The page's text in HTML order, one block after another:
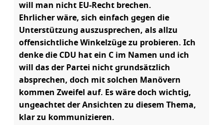
will man nicht EU-Recht brechen.
Ehrlicher wäre, sich einfach gegen die
Unterstützung auszusprechen, als allzu
offensichtliche Winkelzüge zu probieren. Ich
denke die CDU hat ein C im Namen und ich
will das der Partei nicht grundsätzlich
absprechen, doch mit solchen Manövern
kommen Zweifel auf. Es wäre doch wichtig,
ungeachtet der Ansichten zu diesem Thema,
klar zu kommunizieren.